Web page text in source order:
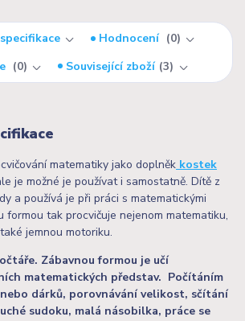
Hodnocení
0
0 Související zboží 3
matematiky jako doplněk kostek
je možné je používat i samostatně. Dítě z
a používá je při práci s matematickými
tak procvičuje nejenom matematiku,
jemnou motoriku.
Zábavnou formou je učí
matematických představ. Počítáním
dárků, porovnávání velikost, sčítání
sudoku, malá násobilka, práce se